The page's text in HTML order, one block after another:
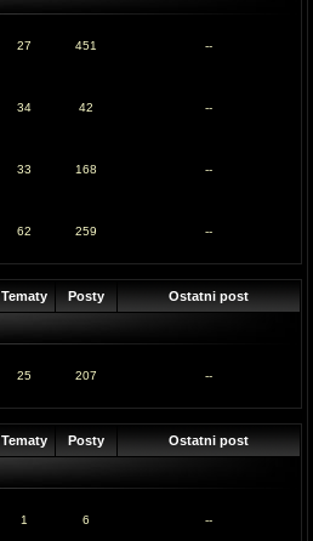
27 451 --
34 42 --
33 168 --
62 259 --
Tematy Posty Ostatni post
25 207 --
Tematy Posty Ostatni post
1 6 --